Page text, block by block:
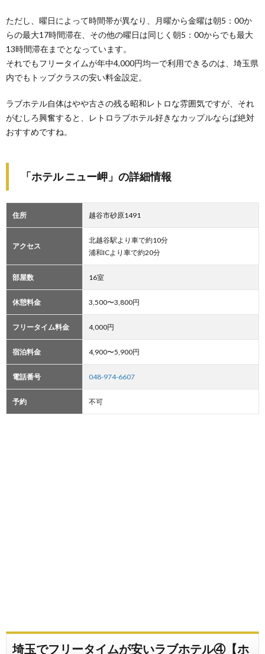
ただし、曜日によって時間帯が異なり、月曜から金曜は朝5：00か
らの最大17時間滞在、その他の曜日は同じく朝5：00からでも最大
13時間滞在までとなっています。
それでもフリータイムが年中4,000円均一で利用できるのは、埼玉県
内でもトップクラスの安い料金設定。
ラブホテル自体はやや古さの残る昭和レトロな雰囲気ですが、それ
がむしろ興奮すると、レトロラブホテル好きなカップルならば絶対
おすすめですね。
「ホテル ニュー岬」の詳細情報
住所 越谷市砂原1491
アクセス
北越谷駅より車で約10分
浦和ICより車で約20分
部屋数 16室
休憩料金 3,500〜3,800円
フリータイム料金 4,000円
宿泊料金 4,900〜5,900円
電話番号 048-974-6607
予約 不可
埼玉でフリータイムが安いラブホテル④【ホ